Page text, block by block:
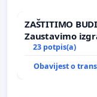
ZAŠTITIMO
Zaustavimo
elektrane
23 potpis(a)
Obavijest o